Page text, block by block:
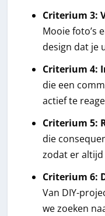
Criterium 3:
Mooie foto’s
design dat je
Criterium 4:
die een
actief te
Criterium 5:
die
zodat er
Criterium 6:
Van DIY-
we zoeken